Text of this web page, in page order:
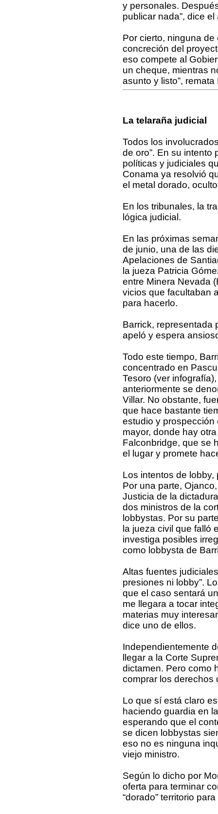
y personales.
publicar nada”, dice
Por cierto, ninguna
concreción del
eso compete al
un cheque, mientras
asunto y listo”,
La telaraña judicial
Todos los
de oro”. En su intento
políticas y judiciales
Conama ya resolvió
el metal dorado,
En los tribunales, la
lógica judicial.
En las próximas
de junio, una de las
Apelaciones de
la jueza Patricia
entre Minera Nevada
vicios que facultaban
para hacerlo.
Barrick, representada
apeló y espera
Todo este tiempo,
concentrado en
Tesoro (ver
anteriormente se
Villar. No obstante,
que hace bastante
estudio y prospección
mayor, donde hay
Falconbridge, que se
el lugar y promete
Los intentos de
Por una parte,
Justicia de la
dos ministros de la
lobbystas. Por su
la jueza civil que falló
investiga posibles
como lobbysta de
Altas fuentes
presiones ni lobby”.
que el caso sentará
me llegara a tocar
materias muy
dice uno de ellos.
Independientemente
llegar a la Corte
dictamen. Pero como
comprar los derechos
Lo que sí está claro
haciendo guardia en
esperando que el
se dicen lobbystas
eso no es ninguna
viejo ministro.
Según lo dicho por
oferta para terminar
“dorado” territorio